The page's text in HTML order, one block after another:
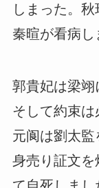
しまった。秋
秦暄が看病し
郭貴妃は梁翊
そして約束は
元阆は劉太監
身売り証文を
て自死しまし